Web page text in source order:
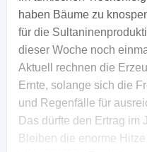
haben Bäume zu
für die
dieser Woche noch
Aktuell rechnen die
Ernte, solange sich die
und Regenfälle für
Das dürfte den Ertrag im
Bleiben die enorme